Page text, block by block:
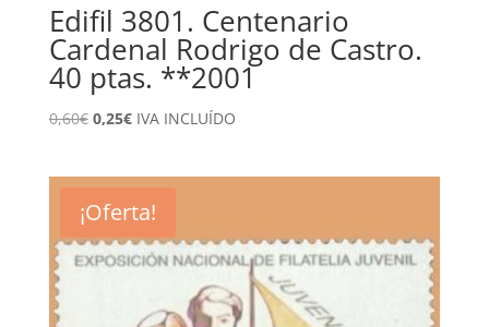
Edifil 3801. Centenario
Cardenal Rodrigo de Castro.
40 ptas. **2001
0,60€ El
0,60€.
0,25€El
0,25€.
IVA INCLUÍDO
¡Oferta!